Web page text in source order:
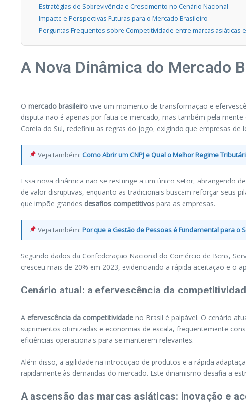
Estratégias de Sobrevivência e Crescimento no Cenário Nacional
Impacto e Perspectivas Futuras para o Mercado Brasileiro
Perguntas Frequentes sobre Competitividade entre marcas asiáticas
A Nova Dinâmica do Mercado
O mercado brasileiro vive um momento de transformação e
disputa não é apenas por fatia de mercado, mas também pela mente
Coreia do Sul, redefiniu as regras do jogo, exigindo que empresas de
Veja também:Como Abrir um CNPJ e Qual o Melhor Regime
Essa nova dinâmica não se restringe a um único setor, abrangendo
de valor disruptivas, enquanto as tradicionais buscam reforçar seus
que impõe grandes desafios competitivos para as empresas.
Veja também:Por que a Gestão de Pessoas é Fundamental para o
Segundo dados da Confederação Nacional do Comércio de Bens,
cresceu mais de 20% em 2023, evidenciando a rápida aceitação e o
Cenário atual: a efervescência da
A efervescência da competitividade no Brasil é palpável. O cenário
suprimentos otimizadas e economias de escala, frequentemente
eficiências operacionais para se manterem relevantes.
Além disso, a agilidade na introdução de produtos e a rápida
rapidamente às demandas do mercado. Este dinamismo desafia a
A ascensão das marcas asiáticas: inovação e